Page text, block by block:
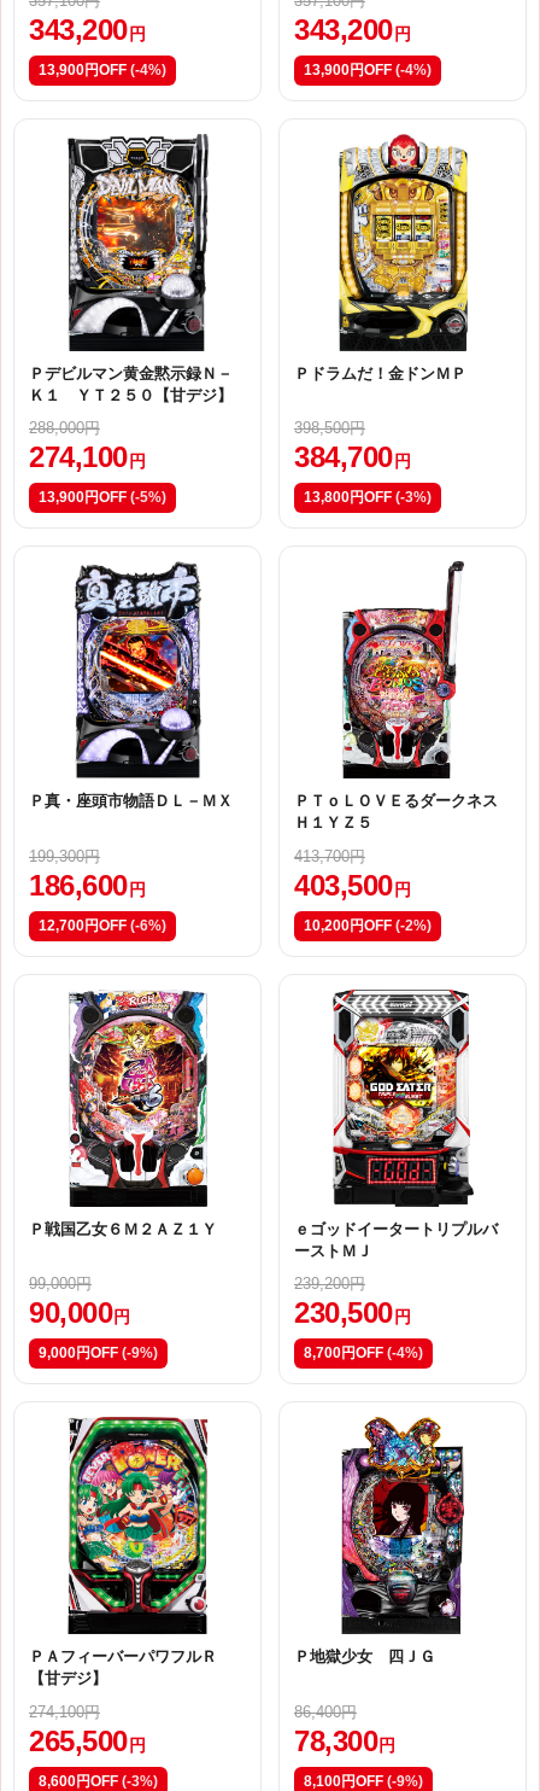
343,200 円
13,900円OFF (-4%)
343,200 円
13,900円OFF (-4%)
Ｐデビルマン黄金黙示録Ｎ－
Ｋ１ ＹＴ２５０【甘デジ】
288,000円
274,100 円
13,900円OFF (-5%)
Ｐドラムだ！金ドンＭＰ
398,500円
384,700 円
13,800円OFF (-3%)
Ｐ真・座頭市物語ＤＬ－ＭＸ
199,300円
186,600 円
12,700円OFF (-6%)
ＰＴｏＬＯＶＥるダークネス
Ｈ１ＹＺ５
413,700円
403,500 円
10,200円OFF (-2%)
Ｐ戦国乙女６Ｍ２ＡＺ１Ｙ
99,000円
90,000 円
9,000円OFF (-9%)
ｅゴッドイータートリプルバ
ーストＭＪ
239,200円
230,500 円
8,700円OFF (-4%)
ＰＡフィーバーパワフルＲ
【甘デジ】
274,100円
265,500 円
8,600円OFF (-3%)
Ｐ地獄少女 四ＪＧ
86,400円
78,300 円
8,100円OFF (-9%)